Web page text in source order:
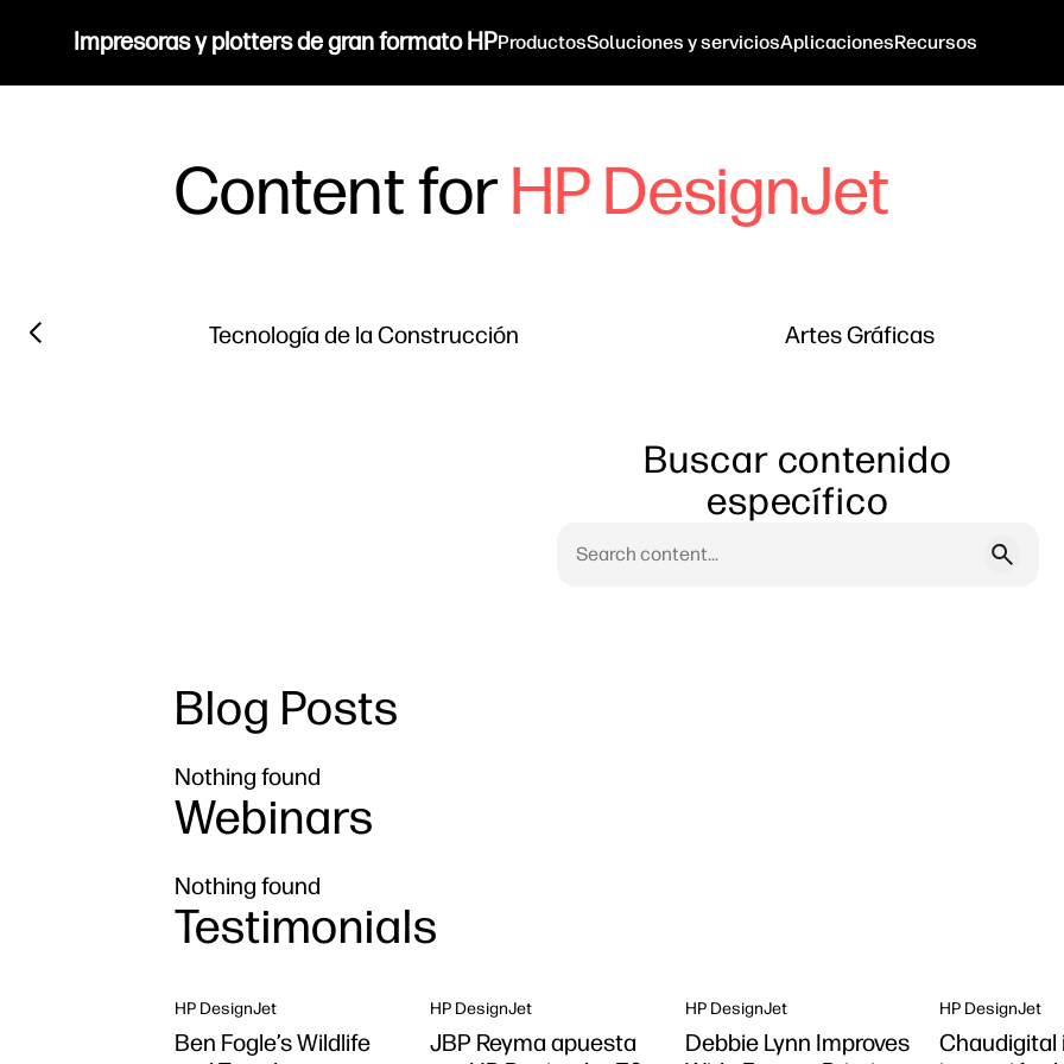
Impresoras y plotters de gran formato HPProductosSoluciones y serviciosAplicacionesRecursos
Content forHP DesignJet
Filter category
Tecnología de la Construcción Artes Gráficas
Previous slide
Buscar contenido
específico
Blog Posts
Nothing found
Webinars
Nothing found
Testimonials
HP DesignJet
Ben Fogle’s Wildlife
HP DesignJet
JBP Reyma apuesta
HP DesignJet
Debbie Lynn Improves
HP DesignJet
Chaudigital